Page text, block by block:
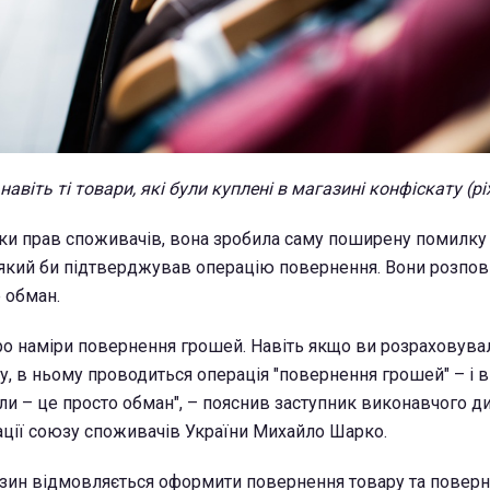
ті товари, які були куплені в магазині конфіскату
прав споживачів, вона зробила саму поширену
би підтверджував операцію повернення. Вони
обман.
наміри повернення грошей. Навіть якщо ви
в ньому проводиться операція "повернення грошей" – і
– це просто обман", – пояснив заступник виконавчого
союзу споживачів України Михайло Шарко.
відмовляється оформити повернення товару та